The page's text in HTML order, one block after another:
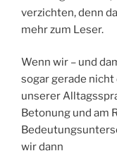
verzichten, denn
mehr zum Leser.
Wenn wir – und
sogar gerade nicht
unserer
Betonung und am
wir dann